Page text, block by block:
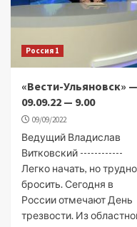
Россия 1
«Вести-Ульяновск» —
09.09.22 — 9.00
09/09/2022
Ведущий Владислав
Витковский ------------
Легко начать, но трудно
бросить. Сегодня в
России отмечают День
трезвости. Из